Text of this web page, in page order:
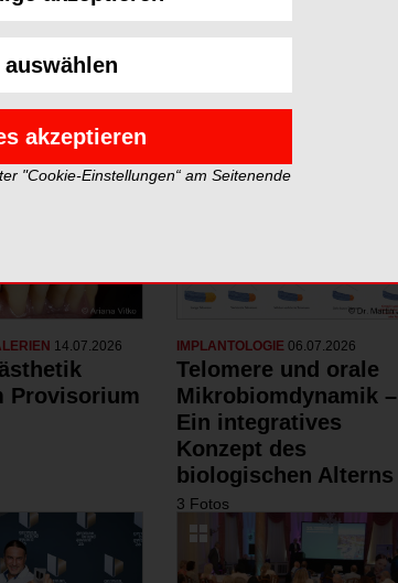
14.07.2026
Provisorium
IMPLANTOLOGIE 06.07.2026
Telomere und orale
Mikrobiomdynamik –
Ein integratives
Konzept des
biologischen Alterns
3 Fotos
akzeptieren
"Cookie-Einstellungen“ am Seitenende